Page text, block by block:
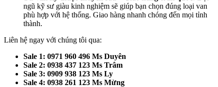
ngũ kỹ sư giàu kinh nghiệm sẽ giúp bạn chọn đúng loại van
phù hợp với hệ thống. Giao hàng nhanh chóng đến mọi tỉnh
thành.
Liên hệ ngay với chúng tôi qua:
Sale 1: 0971 960 496 Ms Duyên
Sale 2: 0938 437 123 Ms Trâm
Sale 3: 0909 938 123 Ms Ly
Sale 4: 0938 261 123 Ms Mừng